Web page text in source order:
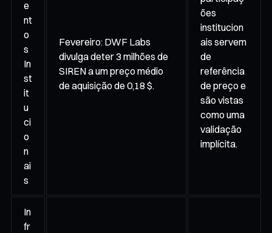
e
nt
o
s
In
st
it
u
ci
o
n
ai
s
Fevereiro: DWF Labs
divulga deter 3 milhões de
SIREN a um preço médio
de aquisição de 0,18 $.
ões
institucion
ais servem
de
referência
de preço e
são vistas
como uma
validação
implícita.
In
fr